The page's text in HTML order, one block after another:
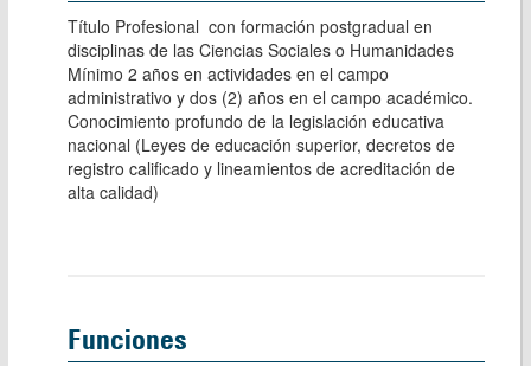
Título Profesional  con formación postgradual en
disciplinas de las Ciencias Sociales o Humanidades
Mínimo 2 años en actividades en el campo
administrativo y dos (2) años en el campo académico.
Conocimiento profundo de la legislación educativa
nacional (Leyes de educación superior, decretos de
registro calificado y lineamientos de acreditación de
alta calidad)
Funciones